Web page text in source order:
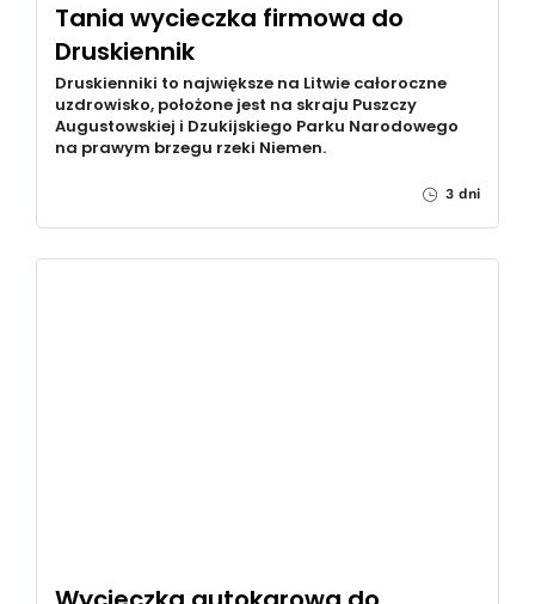
Tania wycieczka firmowa do
Druskiennik
Druskienniki to największe na Litwie całoroczne
uzdrowisko, położone jest na skraju Puszczy
Augustowskiej i Dzukijskiego Parku Narodowego
na prawym brzegu rzeki Niemen.
3 dni